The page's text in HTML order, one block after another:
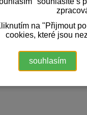
na "Přijmout
cookies, které jsou
souhlasím